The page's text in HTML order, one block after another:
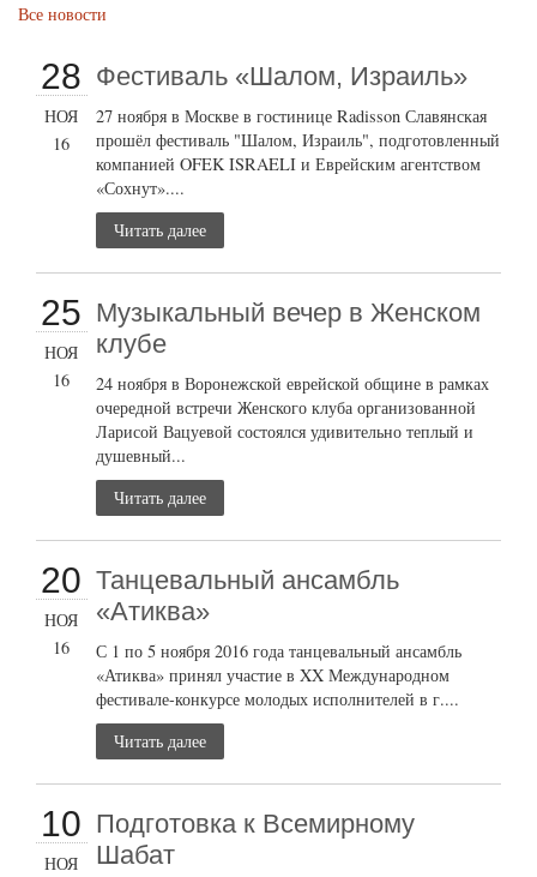
Все новости
28
НОЯ
16
Фестиваль «Шалом, Израиль»
27 ноября в Москве в гостинице Radisson Славянская
прошёл фестиваль "Шалом, Израиль", подготовленный
компанией OFEK ISRAELI и Еврейским агентством
«Сохнут»....
Читать далее
25
НОЯ
16
Музыкальный вечер в Женском
клубе
24 ноября в Воронежской еврейской общине в рамках
очередной встречи Женского клуба организованной
Ларисой Вацуевой состоялся удивительно теплый и
душевный...
Читать далее
20
НОЯ
16
Танцевальный ансамбль
«Атиква»
С 1 по 5 ноября 2016 года танцевальный ансамбль
«Атиква» принял участие в XX Международном
фестивале-конкурсе молодых исполнителей в г....
Читать далее
10
НОЯ
Подготовка к Всемирному
Шабат